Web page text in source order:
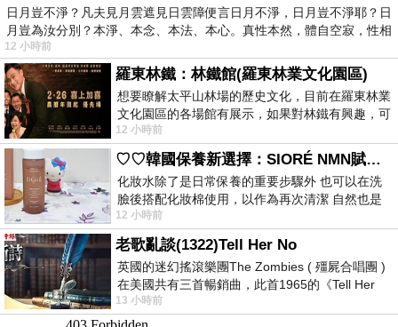
日月豈不淨？凡夫見月雲遮見日雲障便言日月不淨，日月豈不淨耶？日
月豈為汝分別？本淨、本念、本法、本心。真性本然，體自空寂，性相
12 小時前
羅東林鐵：林鐵館(羅東林業文化園區)
想要瞭解太平山林場的歷史文化，目前在羅東林業
文化園區的各場館有展示，如果對林鐵有興趣，可
以到林鐵館。 這裡展示從山下
12 小時前
♡♡韓國保養新選擇：SIORÉ NMN賦活泡泡化妝水♡♡
化妝水除了是日常保養的重要步驟外 也可以在洗
臉後搭配化妝棉使用，以作為再次清潔 自然也是
我的保養必備品項 不過，我對於化妝
12 小時前
老歌亂談(1322)Tell Her No
英國的迷幻搖滾樂團The Zombies ( 殭屍合唱團 )
在美國共有三首暢銷曲，此首1965的《Tell Her
No》即為其中之一，在告示牌百大單曲
13 小時前